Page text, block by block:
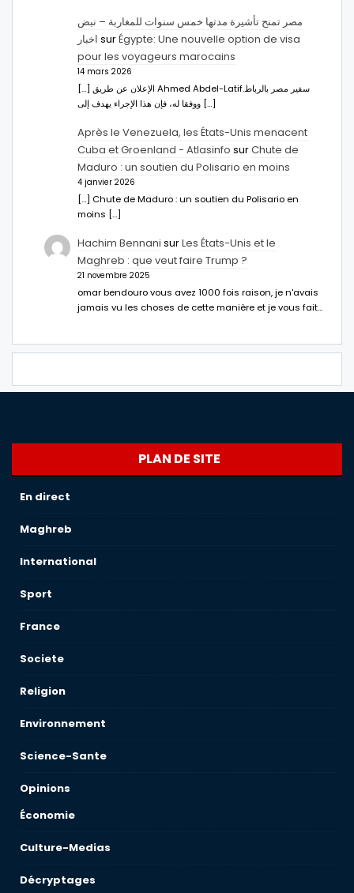
مصر تمنح تأشيرة مدتها خمس سنوات للمغاربة – نبض
اخبار surÉgypte: Une nouvelle option de visa
pour les voyageurs marocains
14 mars 2026
[…] الإعلان عن طريق Ahmed Abdel-Latifسفير مصر بالرباط.
ووفقا له، فإن هذا الإجراء يهدف إلى […]
Après le Venezuela, les États-Unis menacent
Cuba et Groenland - Atlasinfo surChute de
Maduro : un soutien du Polisario en moins
4 janvier 2026
[…] Chute de Maduro : un soutien du Polisario en
moins […]
Hachim Bennani surLes États-Unis et le
Maghreb : que veut faire Trump ?
21 novembre 2025
omar bendouro vous avez 1000 fois raison, je n'avais
jamais vu les choses de cette manière et je vous fait…
PLAN DE SITE
En direct
Maghreb
International
Sport
France
Societe
Religion
Environnement
Science-Sante
Opinions
Économie
Culture-Medias
Décryptages